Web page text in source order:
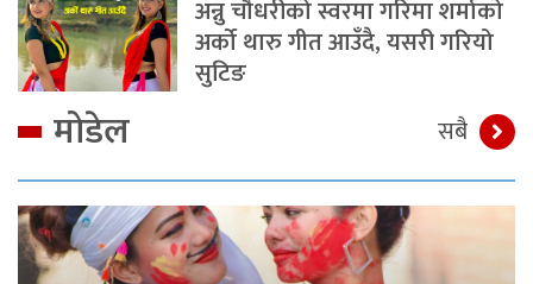
अन्नु चौधरीको स्वरमा गरिमा शर्माको
अर्को थारु गीत आउँदै, यसरी गरियो
सुटिङ
मोडेल सबै